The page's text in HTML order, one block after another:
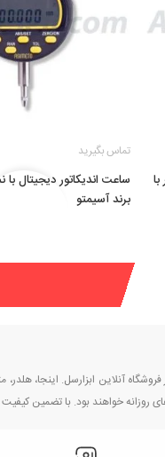
با
تماس بگیرید
ساعت اندیکاتور دیجیتال با
برند آسیمتو
آنلاین ابزارسل. اینجا، هلدر،
روزانه خواهند بود. با تضمین